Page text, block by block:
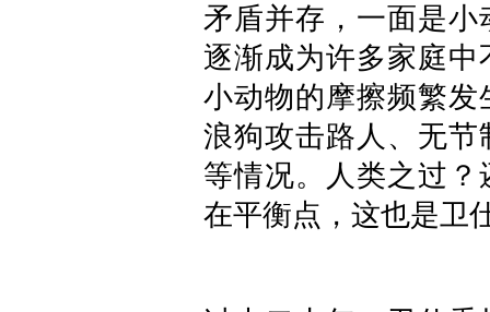
矛盾并存，一面是
逐渐成为许多家庭
小动物的摩擦频繁
浪狗攻击路人、无
等情况。人类之过
在平衡点，这也是卫